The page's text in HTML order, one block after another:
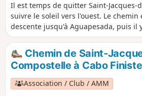
Il est temps de quitter Saint-Jacques-
suivre le soleil vers l'ouest. Le chemin
descente jusqu'à Aguapesada, puis il
à Alto do Mar de Ovellas, où il faut
environ 2 km, jusqu'à Carballo.
promenade qui traverse la rivière
Negreira.
Chemin de Saint-
Compostelle à Cabo
Association / Club / AMM